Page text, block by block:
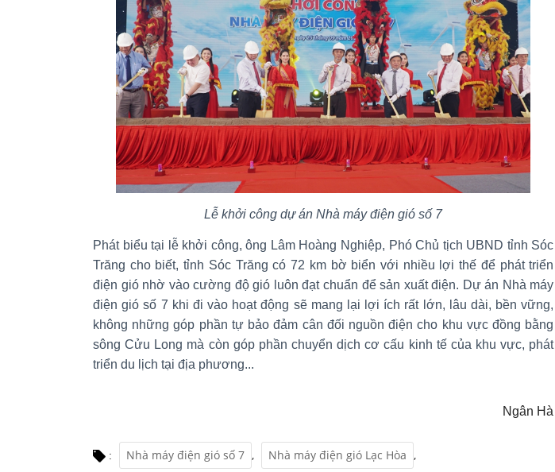
Lễ khởi công dự án Nhà máy điện gió số 7
Phát biểu tại lễ khởi công, ông Lâm Hoàng Nghiệp, Phó Chủ tịch UBND tỉnh Sóc
Trăng cho biết, tỉnh Sóc Trăng có 72 km bờ biển với nhiều lợi thế để phát triển
điện gió nhờ vào cường độ gió luôn đạt chuẩn để sản xuất điện. Dự án Nhà máy
điện gió số 7 khi đi vào hoạt động sẽ mang lại lợi ích rất lớn, lâu dài, bền vững,
không những góp phần tự bảo đảm cân đối nguồn điện cho khu vực đồng bằng
sông Cửu Long mà còn góp phần chuyển dịch cơ cấu kinh tế của khu vực, phát
triển du lịch tại địa phương...
Ngân Hà
: Nhà máy điện gió số 7 , Nhà máy điện gió Lạc Hòa ,